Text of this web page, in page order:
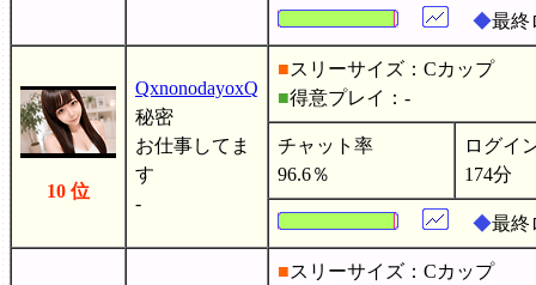
◆最終
10 位
QxnonodayoxQ
秘密
お仕事してま
す
-
■スリーサイズ：Cカップ
■得意プレイ：-
チャット率
96.6％
ログイ
174分
◆最終
■スリーサイズ：Cカップ